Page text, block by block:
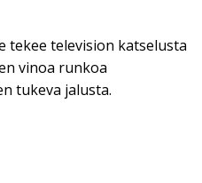
tekee television katselusta
vinoa runkoa
tukeva jalusta.